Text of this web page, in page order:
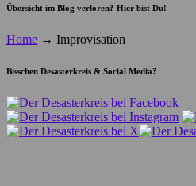
Übersicht im Blog verloren? Hier bist Du!
Home → Improvisation
Bisschen Desasterkreis & Social Media?